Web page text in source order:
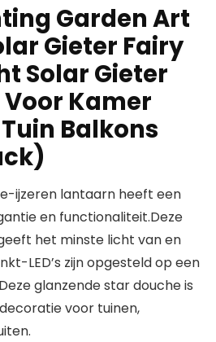
Garden Art
Gieter Fairy
Solar Gieter
Kamer
Balkons
ijzeren lantaarn heeft een
en functionaliteit.Deze
het minste licht van en
LED’s zijn opgesteld op een
glanzende star douche is
voor tuinen,